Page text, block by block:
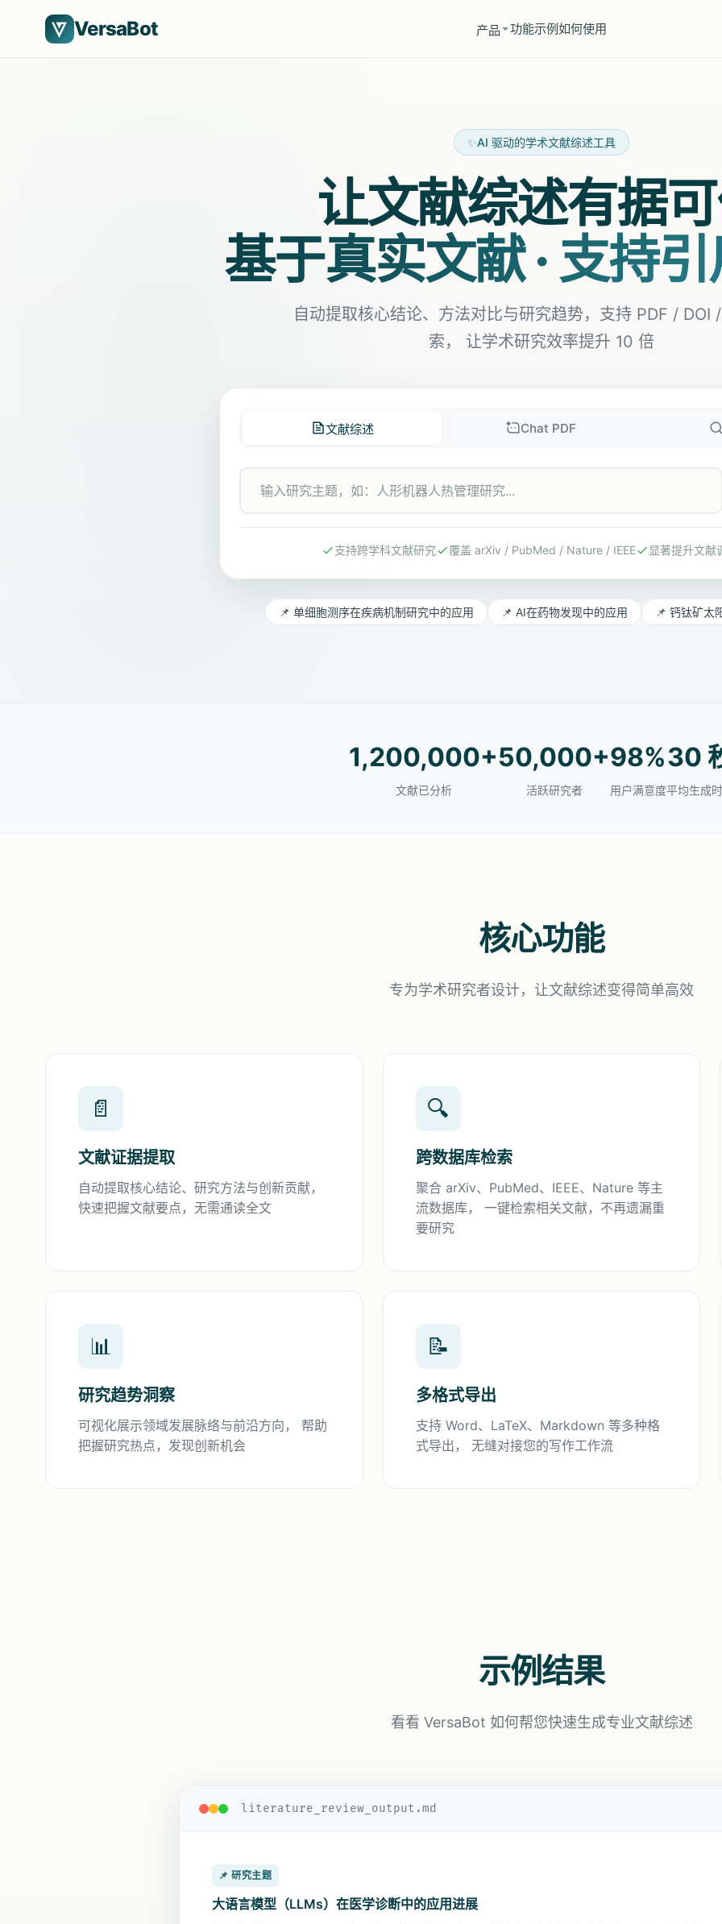
VersaBot 产品 功能示例如何使用
✨AI 驱动的学术文献综述工具
让文献综述有据
基于真实文献 · 支持
自动提取核心结论、方法对比与研究趋势，支持 PDF / DOI
索， 让学术研究效率提升 10 倍
文献综述 Chat PDF
支持跨学科文献研究 覆盖 arXiv / PubMed / Nature / IEEE 显著提升文献
📌 单细胞测序在疾病机制研究中的应用 📌 AI在药物发现中的应用 📌 钙钛矿太
1,200,000+
文献已分析
50,000+
活跃研究者
98%
用户满意度
30
平均生成
核心功能
专为学术研究者设计，让文献综述变得简单高效
📄
文献证据提取
自动提取核心结论、研究方法与创新贡献，
快速把握文献要点，无需通读全文
🔍
跨数据库检索
聚合 arXiv、PubMed、IEEE、Nature 等主
流数据库， 一键检索相关文献，不再遗漏重
要研究
📊
研究趋势洞察
可视化展示领域发展脉络与前沿方向， 帮助
把握研究热点，发现创新机会
📝
多格式导出
支持 Word、LaTeX、Markdown 等多种格
式导出， 无缝对接您的写作工作流
示例结果
看看 VersaBot 如何帮您快速生成专业文献综述
literature_review_output.md
📌 研究主题
大语言模型（LLMs）在医学诊断中的应用进展